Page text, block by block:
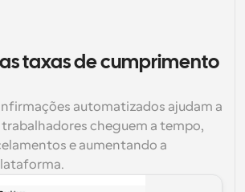
taxas de cumprimento
automatizados ajudam a
cheguem a tempo,
e aumentando a